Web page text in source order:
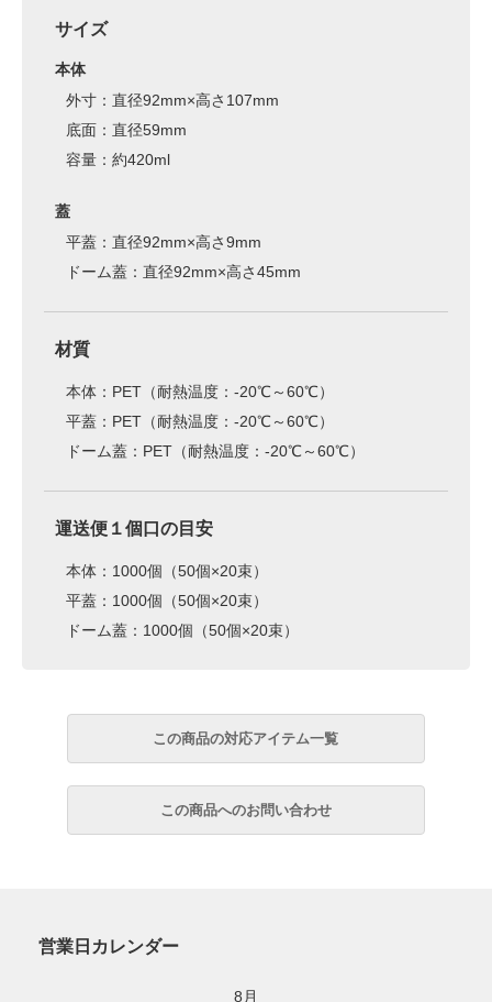
サイズ
本体
外寸：直径92mm×高さ107mm
底面：直径59mm
容量：約420ml
蓋
平蓋：直径92mm×高さ9mm
ドーム蓋：直径92mm×高さ45mm
材質
本体：PET（耐熱温度：-20℃～60℃）
平蓋：PET（耐熱温度：-20℃～60℃）
ドーム蓋：PET（耐熱温度：-20℃～60℃）
運送便１個口の目安
本体：1000個（50個×20束）
平蓋：1000個（50個×20束）
ドーム蓋：1000個（50個×20束）
営業日カレンダー
8月